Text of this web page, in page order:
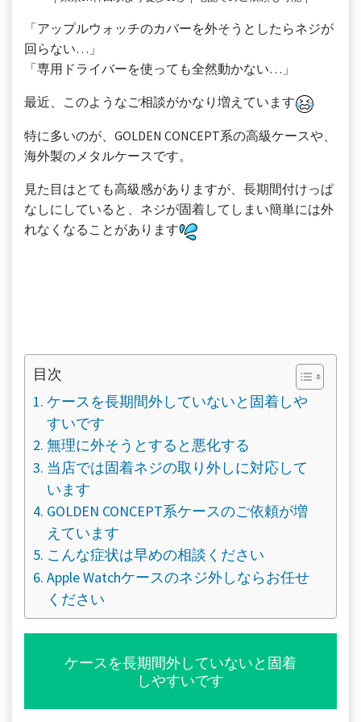
「アップルウォッチのカバーを外そうとしたらネジが
回らない…」
「専用ドライバーを使っても全然動かない…」
最近、このようなご相談がかなり増えています
特に多いのが、GOLDEN CONCEPT系の高級ケースや、
海外製のメタルケースです。
見た目はとても高級感がありますが、長期間付けっぱ
なしにしていると、ネジが固着してしまい簡単には外
れなくなることがあります
目次
ケースを長期間外していないと固着しや
すいです
無理に外そうとすると悪化する
当店では固着ネジの取り外しに対応して
います
GOLDEN CONCEPT系ケースのご依頼が増
えています
こんな症状は早めの相談ください
Apple Watchケースのネジ外しならお任せ
ください
ケースを長期間外していないと固着
しやすいです